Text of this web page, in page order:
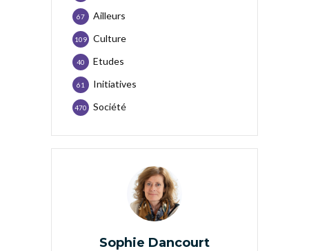
Ailleurs
67
Culture
109
Etudes
40
Initiatives
61
Société
470
Sophie Dancourt